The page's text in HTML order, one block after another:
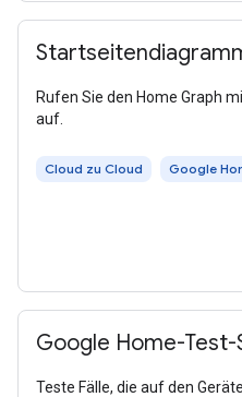
Rufen Sie den Home Graph
auf.
Cloud zu Cloud Google
Google Home-Test-
Teste Fälle, die auf den